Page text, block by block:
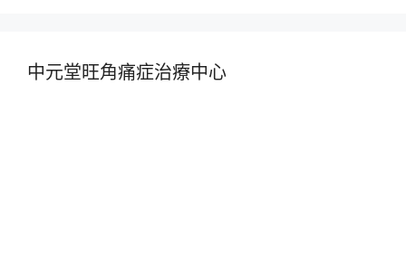
中元堂旺角痛症治療中心